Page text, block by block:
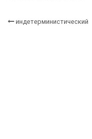
индетерминистический